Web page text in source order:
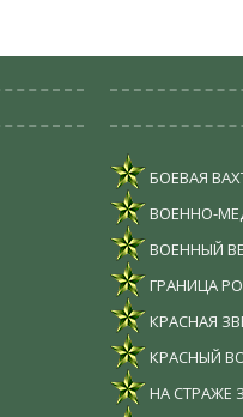
БОЕВАЯ
ВОЕННО-
ВОЕННЫЙ
ГРАНИЦА
КРАСНАЯ
КРАСНЫЙ
НА СТРАЖЕ